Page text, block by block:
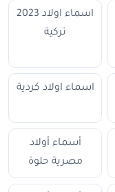
اسماء اولاد 2023
تركية
اسماء اولاد كردية
أسماء أولاد
مصرية حلوة